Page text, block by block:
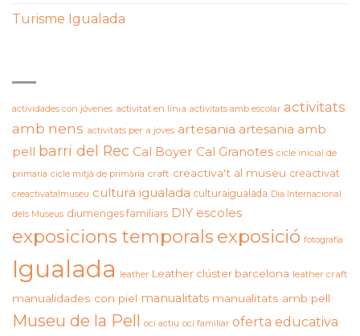
Turisme Igualada
actividades con jóvenes activitat en línia activitats amb escolar activitats
amb nens activitats per a joves artesania artesania amb
pell barri del Rec Cal Boyer Cal Granotes cicle inicial de
primaria cicle mitjà de primària craft creactiva't al museu creactivat
creactivatalmuseu cultura igualada culturaigualada Dia Internacional
dels Museus diumenges familiars DIY escoles
exposicions temporals exposició fotografia
Igualada leather Leather clúster barcelona leather craft
manualidades con piel manualitats manualitats amb pell
Museu de la Pell oci actiu oci familiar oferta educativa